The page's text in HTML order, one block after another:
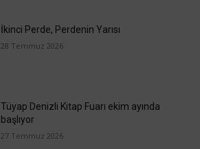
İkinci Perde, Perdenin Yarısı
28 Temmuz 2026
Tüyap Denizli Kitap Fuarı ekim ayında
başlıyor
27 Temmuz 2026